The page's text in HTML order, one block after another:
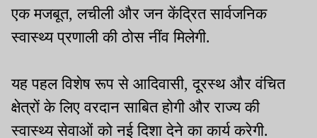
एक मजबूत, लचीली और जन केंद्रित सार्वजनिक
स्वास्थ्य प्रणाली की ठोस नींव मिलेगी.
यह पहल विशेष रूप से आदिवासी, दूरस्थ और वंचित
क्षेत्रों के लिए वरदान साबित होगी और राज्य की
स्वास्थ्य सेवाओं को नई दिशा देने का कार्य करेगी.